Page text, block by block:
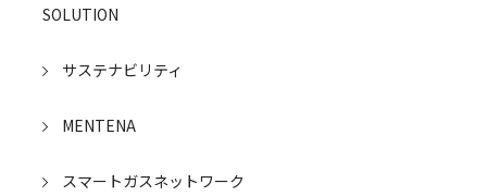
SOLUTION
サステナビリティ
MENTENA
スマートガスネットワーク